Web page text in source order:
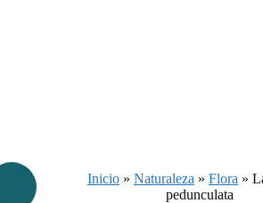
Inicio » Naturaleza » Flora »
pedunculata